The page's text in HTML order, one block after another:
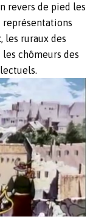
revers de pied les
représentations
les ruraux des
chômeurs des